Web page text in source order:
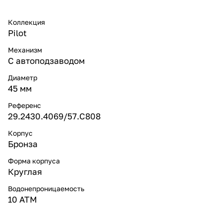
Коллекция
Pilot
Механизм
С автоподзаводом
Диаметр
45 мм
Референс
29.2430.4069/57.C808
Корпус
Бронза
Форма корпуса
Круглая
Водонепроницаемость
10 ATM